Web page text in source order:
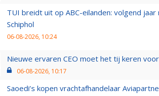
TUI breidt uit op ABC-eilanden: volgend
Schiphol
06-08-2026, 10:24
Nieuwe ervaren CEO moet het tij keren
06-08-2026, 10:17
Saoedi’s kopen vrachtafhandelaar